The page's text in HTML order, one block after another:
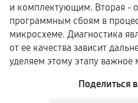
и комплектующим. Вторая -
программным сбоям в
микросхеме. Диагностика
от ее качества зависит
уделяем этому этапу важное
Поделиться